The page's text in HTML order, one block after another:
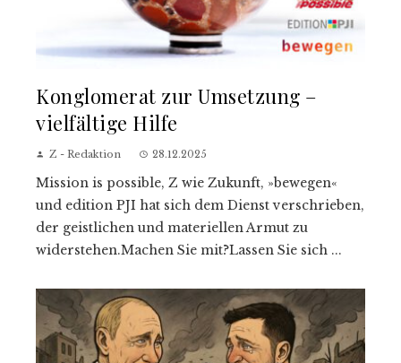
Konglomerat zur Umsetzung –
vielfältige Hilfe
Z - Redaktion 28.12.2025
Mission is possible, Z wie Zukunft, »bewegen«
und edition PJI hat sich dem Dienst verschrieben,
der geistlichen und materiellen Armut zu
widerstehen.Machen Sie mit?Lassen Sie sich ...